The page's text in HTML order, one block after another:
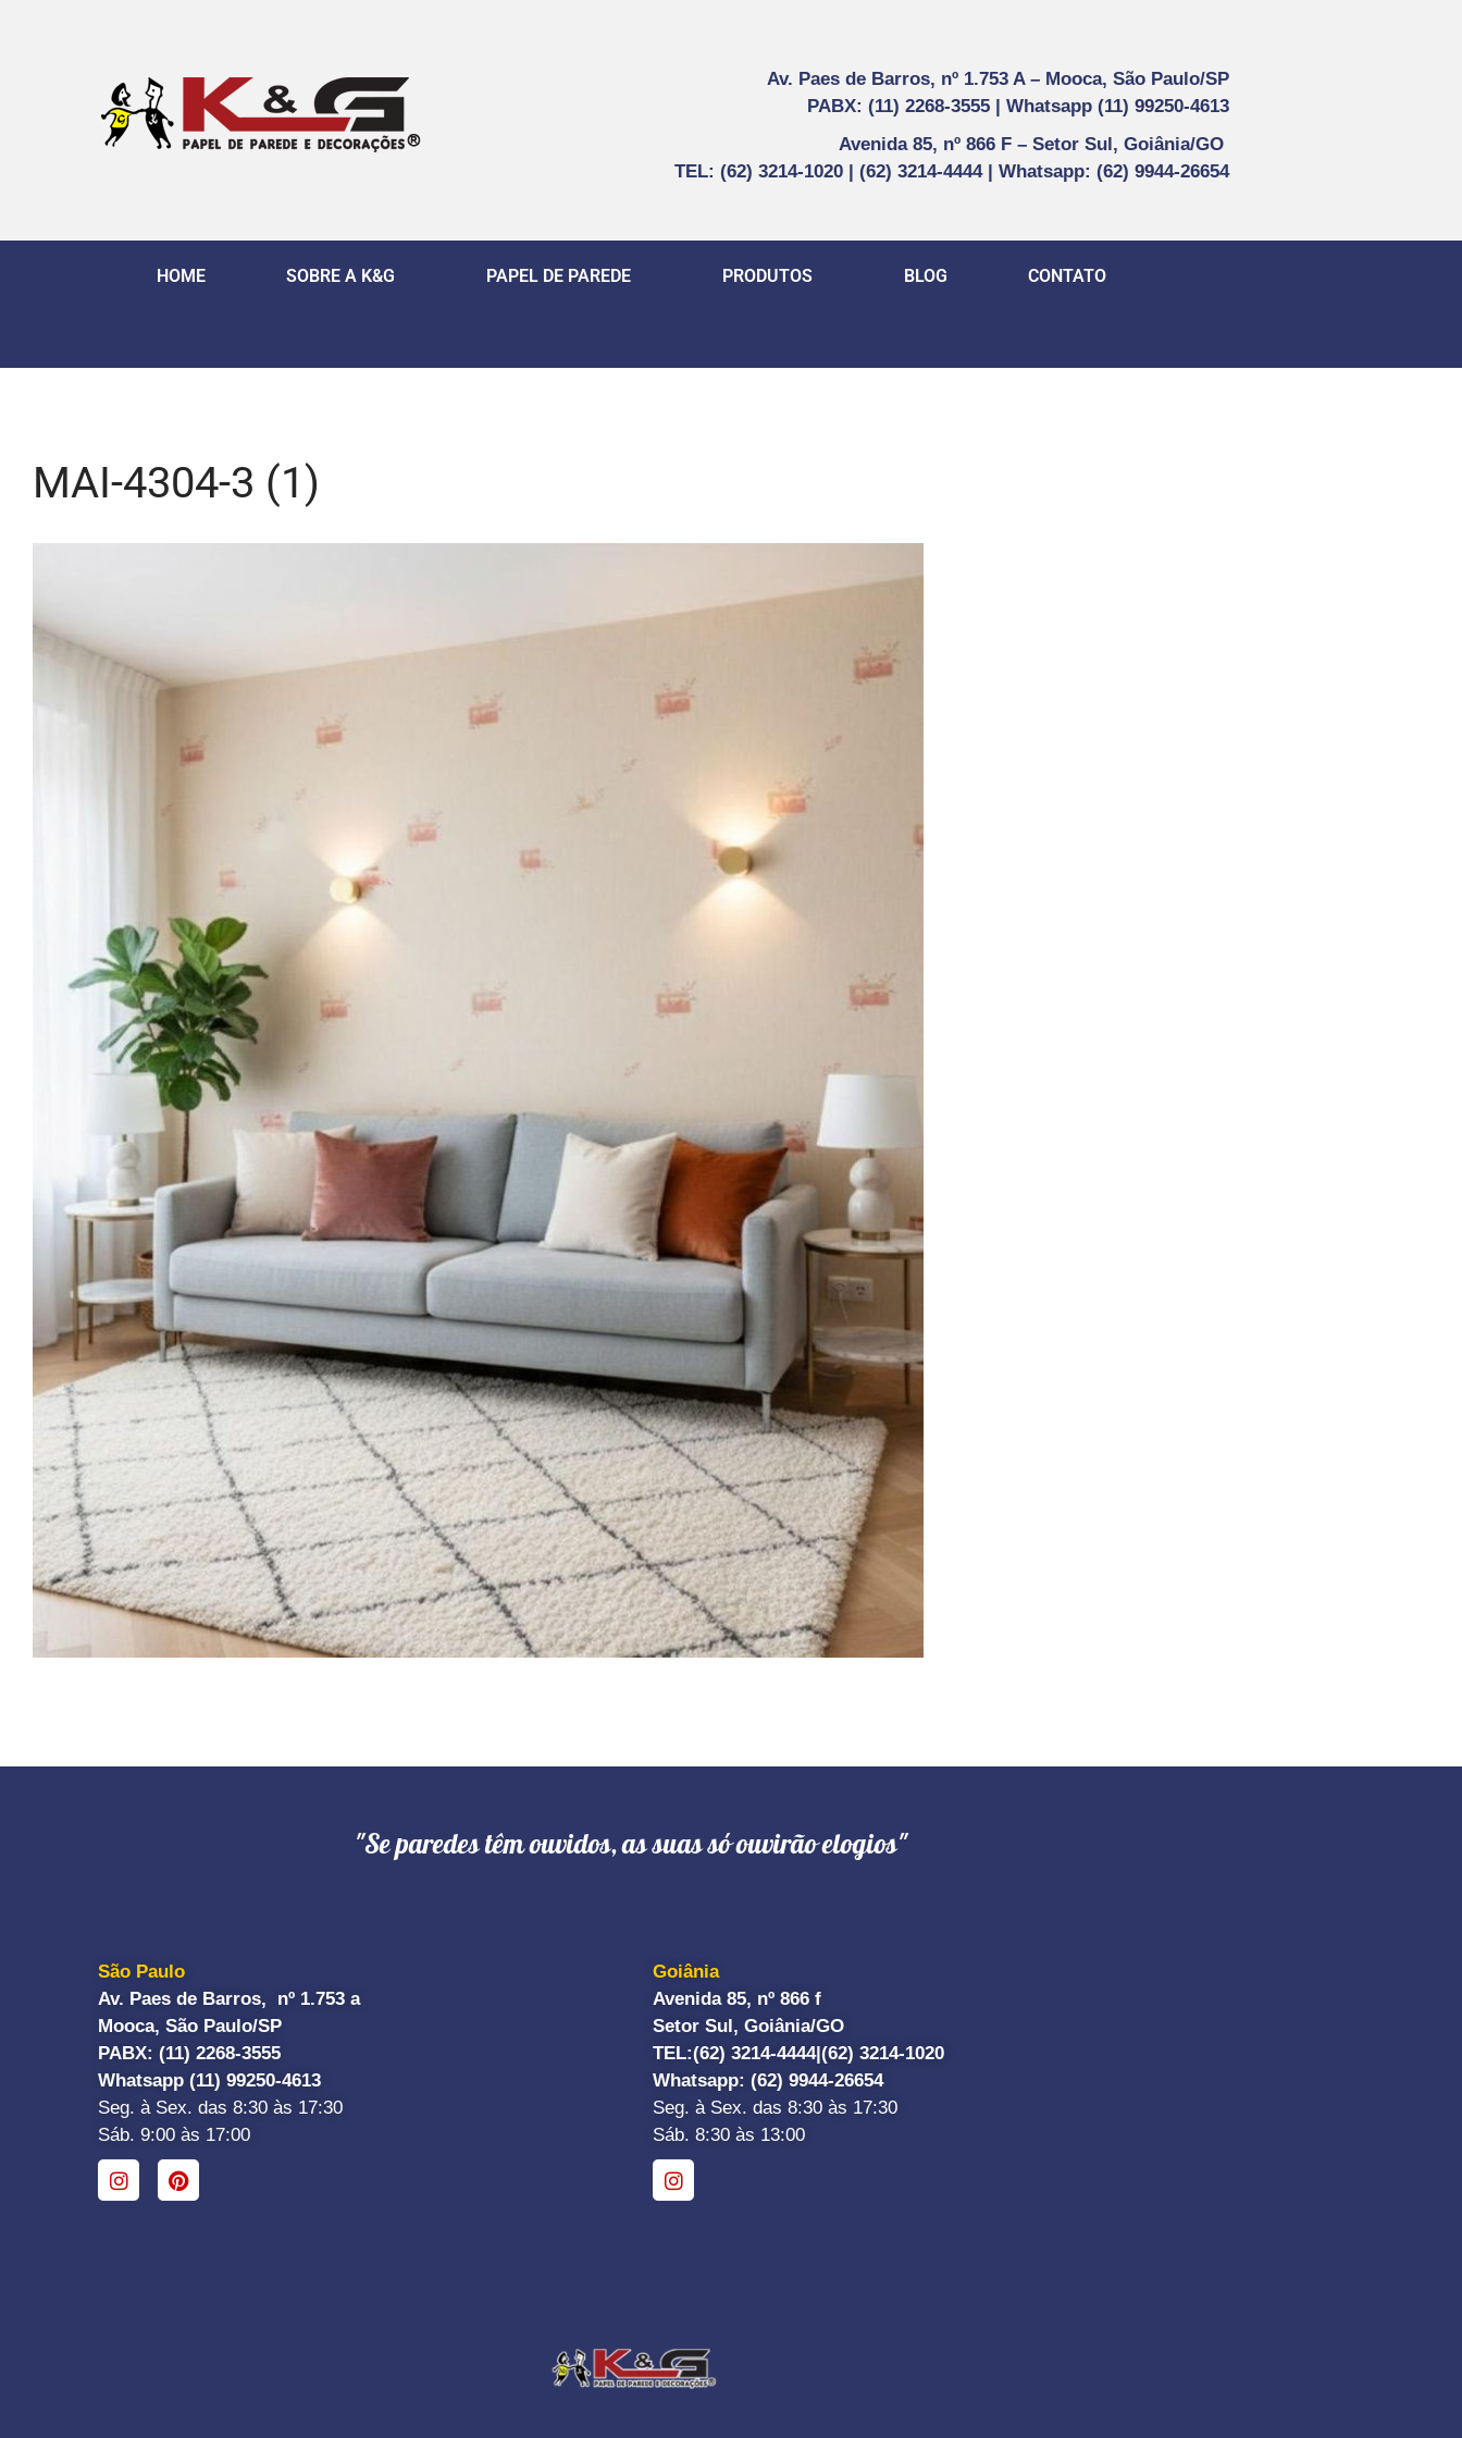
Av. Paes de Barros, nº 1.753 A – Mooca, São Paulo/SP
PABX: (11) 2268-3555 | Whatsapp (11) 99250-4613
Avenida 85, nº 866 F – Setor Sul, Goiânia/GO
TEL: (62) 3214-1020 | (62) 3214-4444 | Whatsapp: (62) 9944-26654
HOME SOBRE A K&G PAPEL DE PAREDE PRODUTOS BLOG CONTATO
MAI-4304-3 (1)
"Se paredes têm ouvidos, as suas só ouvirão elogios"
São Paulo
Av. Paes de Barros, nº 1.753 a
Mooca, São Paulo/SP
PABX: (11) 2268-3555
Whatsapp (11) 99250-4613
Seg. à Sex. das 8:30 às 17:30
Sáb. 9:00 às 17:00
Goiânia
Avenida 85, nº 866 f
Setor Sul, Goiânia/GO
TEL:(62) 3214-4444| (62) 3214-1020
Whatsapp: (62) 9944-26654
Seg. à Sex. das 8:30 às 17:30
Sáb. 8:30 às 13:00